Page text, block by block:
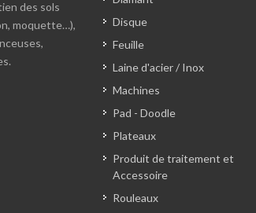
des sols
moquette…),
Disque
Feuille
Laine d'acier / Inox
Machines
Pad - Doodle
Plateaux
Produit de traitement et
Accessoire
Rouleaux